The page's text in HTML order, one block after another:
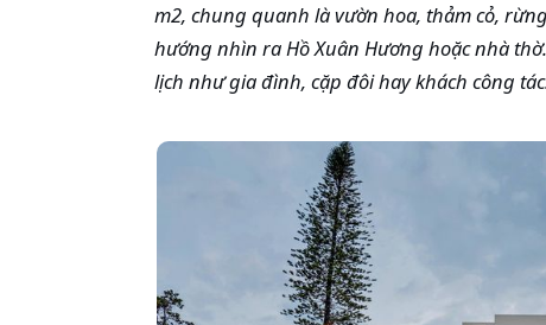
m2, chung quanh là vườn hoa, thảm cỏ,
hướng nhìn ra Hồ Xuân Hương hoặc nhà
lịch như gia đình, cặp đôi hay khách công